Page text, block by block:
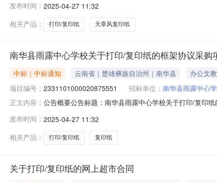
议采购项目项目编号：2331101000020875552项目联
发布时间： 2025-04-27 11:32
相关产品：
打印/复印纸 天章风复印纸
南华县雨露中心学校关于打印/复印纸的框架协议采购
中标｜中标通知 云南省｜楚雄彝族自治州｜南华县
办公文教
项目编号： 2331101000020875551 招标单位： 南华县雨露中心
正文内容： 公告概要公告标题：南华县雨露中心学校关于打印/复印
议采购项目项目编号：2331101000020875551项目联
发布时间： 2025-04-27 11:32
相关产品：
打印/复印纸 复印纸
关于打印/复印纸的网上超市合同